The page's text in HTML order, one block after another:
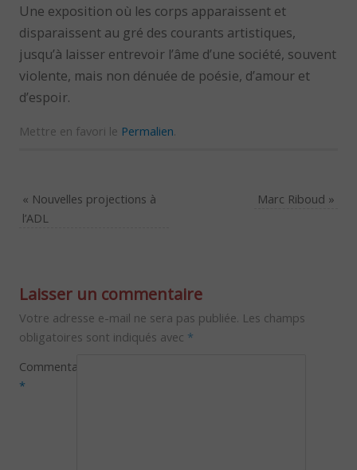
Une exposition où les corps apparaissent et
disparaissent au gré des courants artistiques,
jusqu’à laisser entrevoir l’âme d’une société, souvent
violente, mais non dénuée de poésie, d’amour et
d’espoir.
Mettre en favori le Permalien
« Nouvelles projections à
l’ADL
Marc Riboud »
Laisser un commentaire
Votre adresse e-mail ne sera pas publiée. Les champs
obligatoires sont indiqués avec *
Commentaire
*